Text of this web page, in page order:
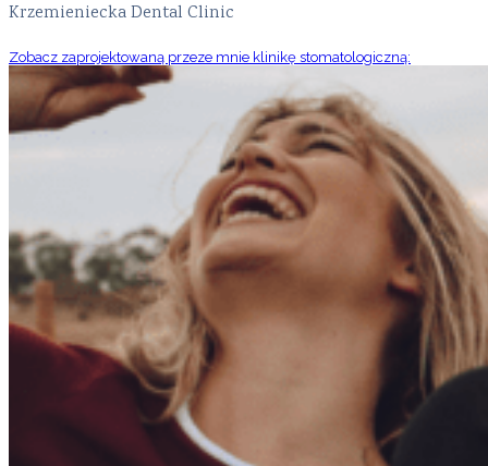
Krzemieniecka Dental Clinic
Zobacz zaprojektowaną przeze mnie klinikę stomatologiczną: